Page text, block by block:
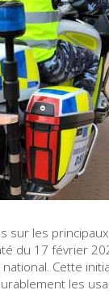
sur les
du 17 février
Cette
les